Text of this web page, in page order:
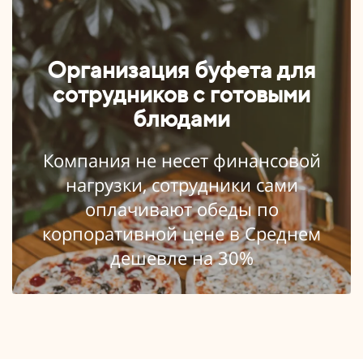
Организация буфета для
сотрудников с готовыми
блюдами
Компания не несет финансовой
нагрузки, сотрудники сами
оплачивают обеды по
корпоративной цене в Среднем
дешевле на 30%